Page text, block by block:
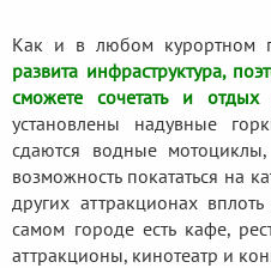
Как и в любом курортном
развита инфраструктура,
сможете сочетать и отдых
установлены надувные
сдаются водные
возможность покататься на
других аттракционах
самом городе есть кафе,
аттракционы, кинотеатр и